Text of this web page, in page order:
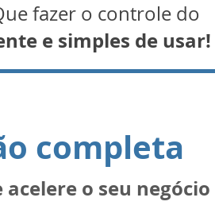
fazer o controle do
e simples de usar!
completa
acelere o seu negócio